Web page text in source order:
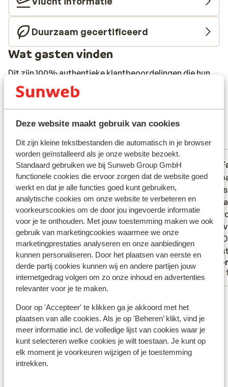
Deze website maakt gebruik van cookies
Dit zijn kleine tekstbestanden die automatisch in je browser
worden geïnstalleerd als je onze website bezoekt.
Standaard gebruiken we bij Sunweb Group GmbH
functionele cookies die ervoor zorgen dat de website goed
werkt en dat je alle functies goed kunt gebruiken,
analytische cookies om onze website te verbeteren en
voorkeurscookies om de door jou ingevoerde informatie
voor je te onthouden. Met jouw toestemming maken we ook
gebruik van marketingcookies waarmee we onze
marketingprestaties analyseren en onze aanbiedingen
kunnen personaliseren. Door het plaatsen van eerste en
derde partij cookies kunnen wij en andere partijen jouw
internetgedrag volgen om zo onze inhoud en advertenties
relevanter voor je te maken.
Door op 'Accepteer' te klikken ga je akkoord met het
plaatsen van alle cookies. Als je op 'Beheren’ klikt, vind je
meer informatie incl. de volledige lijst van cookies waar je
kunt selecteren welke cookies je wilt toestaan. Je kunt op
elk moment je voorkeuren wijzigen of je toestemming
intrekken.
Duurzaam gecertificeerd
Wat gasten vinden
Dit zijn 100% authentieke klantbeoordelingen die hun
ervaring met ons product eerlijk weergeven.
Meer over beoordelingen
8.9 Fantastisch
51 ervaringen
Meest geboekt door met familie
8.0 Fantastisch
2 weken geleden
Acco: "Deluxe superieur" geboekt met 2
volwassenen + 1 kind van 7 en 1 van 3. Veel
vierkante meters. Maar veel daarvan waren
voor de walkin closet + douche-en-
toiletruimte. In de slaap-/woon- kamer,
waarschijnlijk max 60% van de totale
vierkante meters: er was daar voor ons
vieren 1 tweepersoons-bed, 1 single bed en
1 opklapbed in de kamer (die laaste al bij
aankomst aanwezig, dus ze hadden de
anders kan zijn op andere plekken die we in
het verleden hebben bezocht). Maar
ondanks die voor ons beetje rare
verhouding: Wij dik tevreden; we konden in
de slaap/woonkamer ons nog prima
Acco: "Deluxe superieur" geboekt met 2
volwassenen + 1 kind van 7 en 1 van 3. Veel
vierkante meters. Maar veel daarvan waren
voor de walkin closet + douche-en-
toiletruimte. In de slaap-/woon- kamer,
waarschijnlijk max 60% van de totale
vierkante meters:... meer
Mooi resort
Met familie
Mooi
en
soort
doen
water
doen.
meer
heel
af te
Mooi
en
soort
doen
water
doen.
Ligging